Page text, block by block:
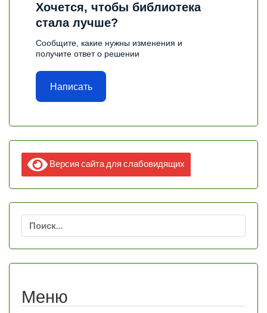
Хочется, чтобы библиотека
стала лучше?
Сообщите, какие нужны изменения и
получите ответ о решении
Написать
Версия сайта для слабовидящих
Найти:
Меню